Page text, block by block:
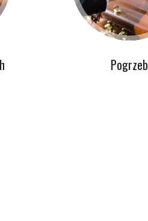
Pogrzeb